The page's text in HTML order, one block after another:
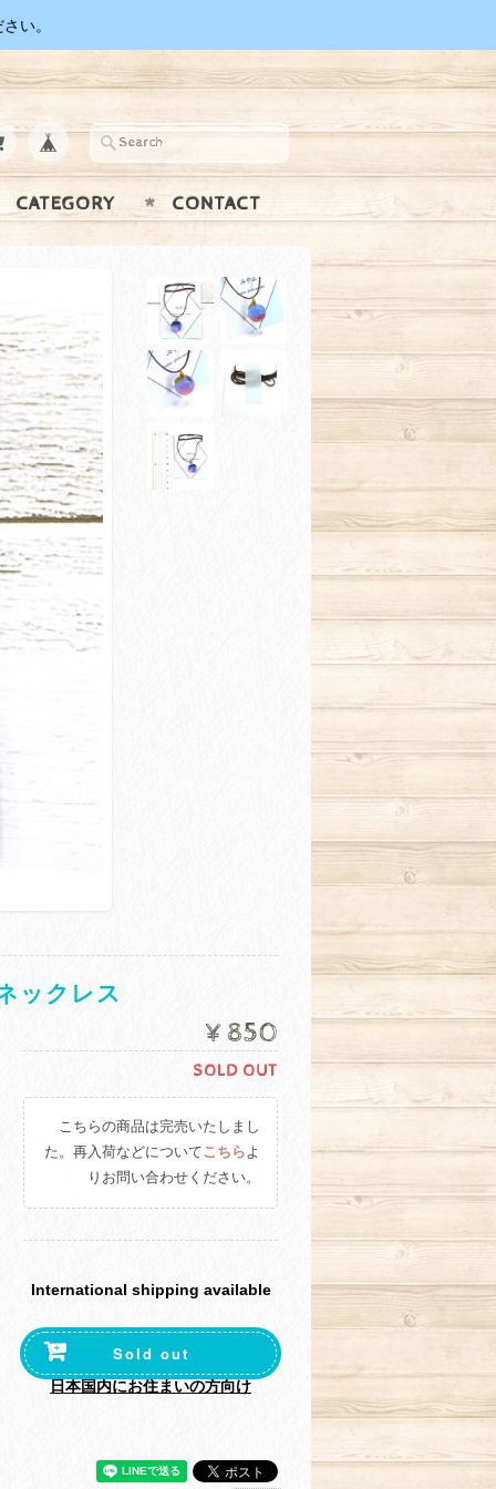
い。
CATEGORY CONTACT
ックレス
¥850
SOLD OUT
こちらの商品は完売いたしまし
た。再入荷などについてこちらよ
りお問い合わせください。
International shipping available
Sold out
日本国内にお住まいの方向け